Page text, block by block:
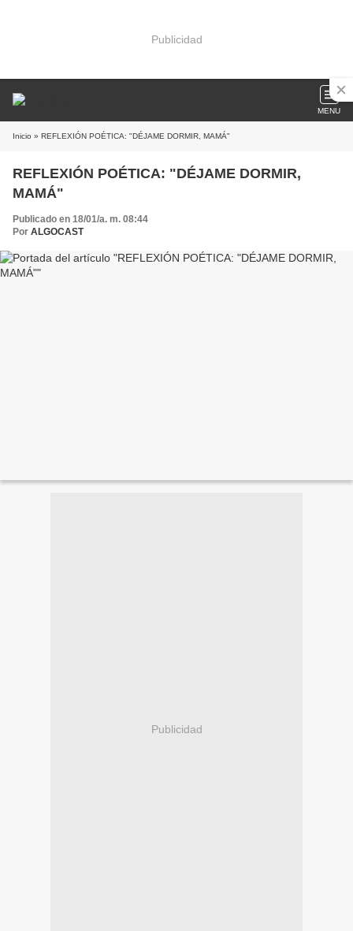
Publicidad
MENU
Inicio » REFLEXIÓN POÉTICA: "DÉJAME DORMIR, MAMÁ"
REFLEXIÓN POÉTICA: "DÉJAME DORMIR,
MAMÁ"
Publicado en 18/01/a. m. 08:44
Por ALGOCAST
Publicidad